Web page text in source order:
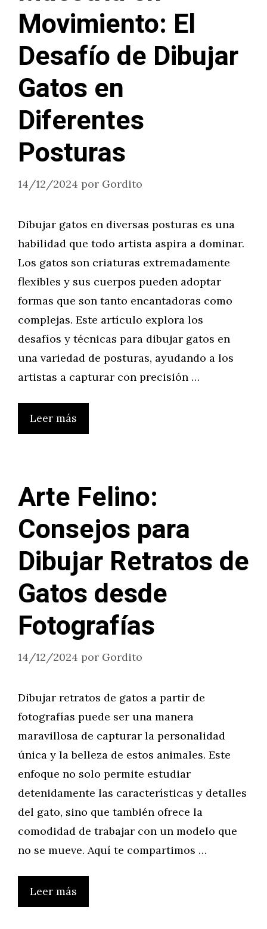
Movimiento: El
Desafío de Dibujar
Gatos en
Diferentes
Posturas
14/12/2024 por Gordito
Dibujar gatos en diversas posturas es una
habilidad que todo artista aspira a dominar.
Los gatos son criaturas extremadamente
flexibles y sus cuerpos pueden adoptar
formas que son tanto encantadoras como
complejas. Este artículo explora los
desafíos y técnicas para dibujar gatos en
una variedad de posturas, ayudando a los
artistas a capturar con precisión …
Leer más
Arte Felino:
Consejos para
Dibujar Retratos de
Gatos desde
Fotografías
14/12/2024 por Gordito
Dibujar retratos de gatos a partir de
fotografías puede ser una manera
maravillosa de capturar la personalidad
única y la belleza de estos animales. Este
enfoque no solo permite estudiar
detenidamente las características y detalles
del gato, sino que también ofrece la
comodidad de trabajar con un modelo que
no se mueve. Aquí te compartimos …
Leer más